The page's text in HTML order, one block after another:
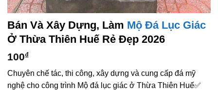
Bán Và Xây Dựng, Làm Mộ Đá Lục Giác
Ở Thừa Thiên Huế Rẻ Đẹp 2026
100₫
Chuyên chế tác, thi công, xây dựng và cung cấp đá mỹ
nghệ cho công trình Mộ đá lục giác ở Thừa Thiên Huế✅